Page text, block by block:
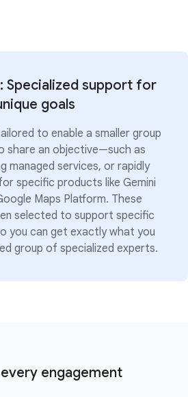
Specialized support for
goals
to enable a smaller group
share an objective—such as
managed services, or rapidly
specific products like Gemini
Maps Platform. These
selected to support specific
you can get exactly what you
group of specialized experts.
engagement